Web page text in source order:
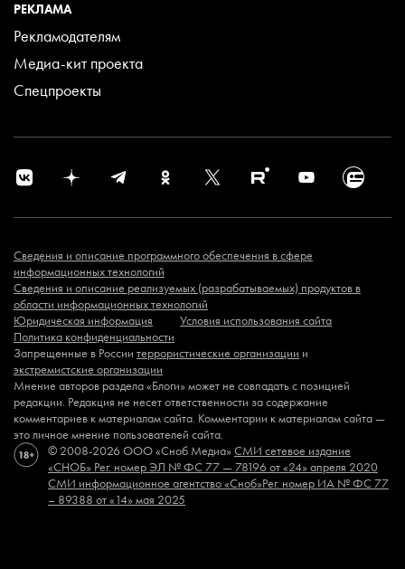
РЕКЛАМА
Рекламодателям
Медиа-кит проекта
Спецпроекты
Мнение авторов раздела «Блоги» может не совпадать с позицией
редакции. Редакция не несет ответственности за содержание
комментариев к материалам сайта. Комментарии к материалам сайта —
это личное мнение пользователей сайта.
Запрещенные в России террористические организации и
экстремистские организации
© 2008-2026 ООО «Сноб Медиа»СМИ сетевое издание
«СНОБ» Рег. номер ЭЛ № ФС 77 — 78196 от «24» апреля 2020
СМИ информационное агентство «Сноб»Рег. номер ИА № ФС 77
– 89388 от «14» мая 2025
Сведения и описание программного обеспечения в сфере
информационных технологий
Сведения и описание реализуемых (разрабатываемых) продуктов в
области информационных технологий
Юридическая информация
Условия использования сайта
Политика конфиденциальности